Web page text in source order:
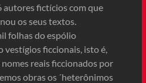
autores fictícios com que
os seus textos.
folhas do espólio
vestígios ficcionais, isto é,
reais ficcionados por
obras os ´heterônimos